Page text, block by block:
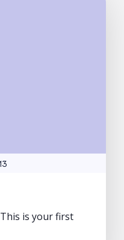
is your first